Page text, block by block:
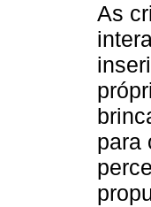
As
para